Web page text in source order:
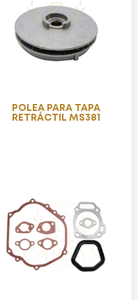
POLEA PARA TAPA
RETRÁCTIL MS381